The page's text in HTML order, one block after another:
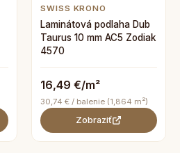
SWISS KRONO
Laminátová podlaha Dub
Taurus 10 mm AC5 Zodiak
4570
16,49 €/m²
30,74 € / balenie (1,864 m²)
Zobraziť